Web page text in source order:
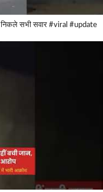
निकले सभी सवार #viral #update